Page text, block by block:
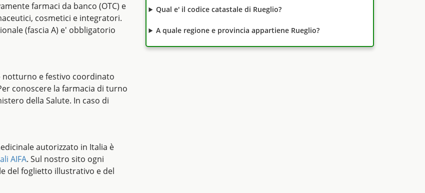
farmaci da banco (OTC) e
cosmetici e integratori.
(fascia A) e' obbligatorio
notturno e festivo coordinato
conoscere la farmacia di turno
della Salute. In caso di
autorizzato in Italia è
AIFA. Sul nostro sito ogni
del foglietto illustrativo e del
Qual e' il codice catastale di Rueglio?
A quale regione e provincia appartiene Rueglio?